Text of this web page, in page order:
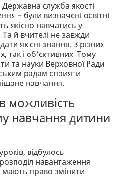
служба якості
– були визначені освітні
якісно навчатись у
й вчителі не завжди
якісні знання. З різних
так і об’єктивних. Тому
та науки Верховної Ради
радам сприяти
навчання.
можливість
навчання дитини
відбулось
навантаження
мають право змінити